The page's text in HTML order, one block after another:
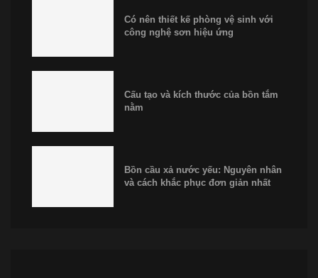
Có nên thiết kế phòng vệ sinh với
công nghệ sơn hiệu ứng
Cấu tạo và kích thước của bồn tắm
nằm
Bồn cầu xả nước yếu: Nguyên nhân
và cách khắc phục đơn giản nhất